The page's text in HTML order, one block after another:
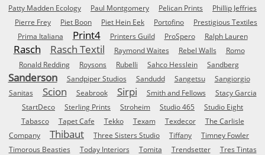
Patty Madden Ecology
Paul Montgomery Pelican Prints
Phillip Jeffries
Pierre Frey
Piet Boon Piet Hein Eek Portofino
Prestigious Textiles
Prima Italiana
Print4 Printers Guild ProSpero Ralph Lauren
Rasch Rasch Textil Raymond Waites Rebel Walls
Romo
Ronald Redding
Roysons Rubelli Sahco Hesslein Sandberg
Sanderson Sandpiper Studios Sandudd Sangetsu
Sangiorgio
Sanitas
Scion Seabrook Sirpi Smith and Fellows
Stacy Garcia
StartDeco
Sterling Prints Stroheim Studio 465
Studio Eight
Tabasco
Tapet Cafe Tekko Texam Texdecor
The Carlisle
Company
Thibaut Three Sisters Studio Tiffany
Timney Fowler
Timorous Beasties
Today Interiors Tomita Trendsetter
Tres Tintas